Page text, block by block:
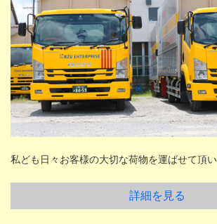
私ども日々お客様の大切な荷物を運ばせて頂い
詳細を見る